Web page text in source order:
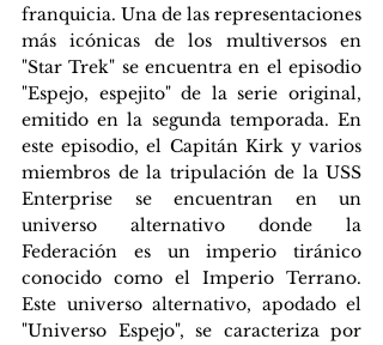
franquicia. Una de las representaciones
más icónicas de los multiversos en
"Star Trek" se encuentra en el episodio
"Espejo, espejito" de la serie original,
emitido en la segunda temporada. En
este episodio, el Capitán Kirk y varios
miembros de la tripulación de la USS
Enterprise se encuentran en un
universo alternativo donde la
Federación es un imperio tiránico
conocido como el Imperio Terrano.
Este universo alternativo, apodado el
"Universo Espejo", se caracteriza por